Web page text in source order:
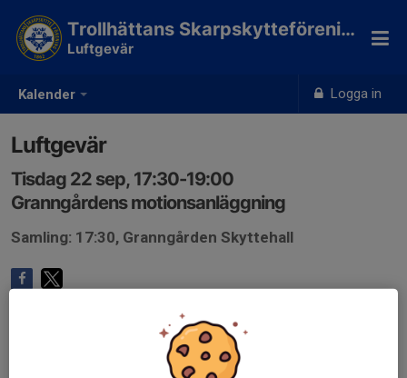
Kalender Logga in
Trollhättans Skarpskytteförening
Luftgevär
Luftgevär
Tisdag 22 sep, 17:30-19:00
Granngårdens motionsanläggning
Samling: 17:30, Granngården Skyttehall
Anmälan är öppen för föreningens alla medlemmar &